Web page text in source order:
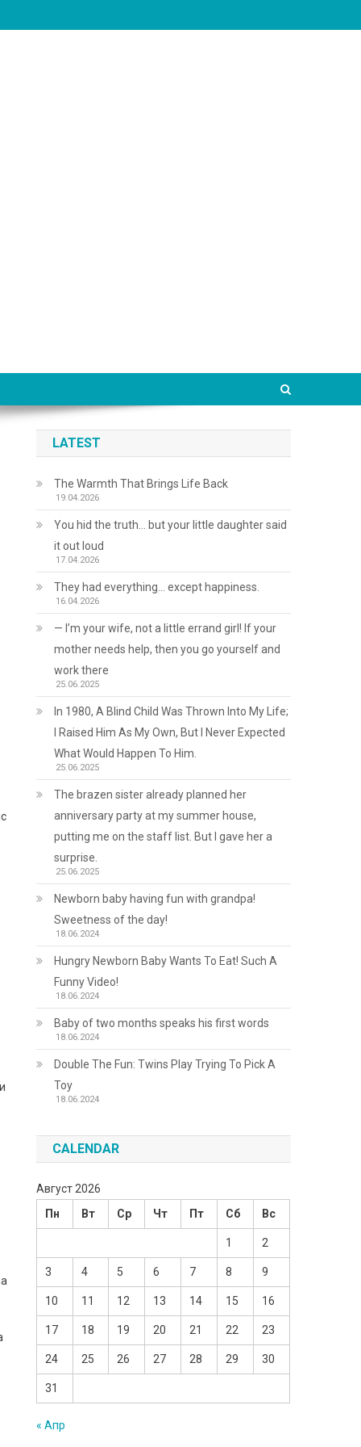
LATEST
The Warmth That Brings Life Back
19.04.2026
You hid the truth… but your little daughter said
it out loud
17.04.2026
They had everything… except happiness.
16.04.2026
— I’m your wife, not a little errand girl! If your
mother needs help, then you go yourself and
work there
25.06.2025
In 1980, A Blind Child Was Thrown Into My Life;
I Raised Him As My Own, But I Never Expected
What Would Happen To Him.
25.06.2025
The brazen sister already planned her
anniversary party at my summer house,
putting me on the staff list. But I gave her a
surprise.
25.06.2025
Newborn baby having fun with grandpa!
Sweetness of the day!
18.06.2024
Hungry Newborn Baby Wants To Eat! Such A
Funny Video!
18.06.2024
Baby of two months speaks his first words
18.06.2024
Double The Fun: Twins Play Trying To Pick A
Toy
18.06.2024
CALENDAR
Август 2026
Пн
Вт Ср Чт Пт Сб Вс
1 2
3 4 5 6 7 8 9
10 11 12 13 14 15 16
17 18 19 20 21 22 23
24 25 26 27 28 29 30
31
« Апр